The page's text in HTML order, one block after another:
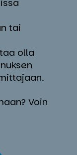
tai
olla
Voin